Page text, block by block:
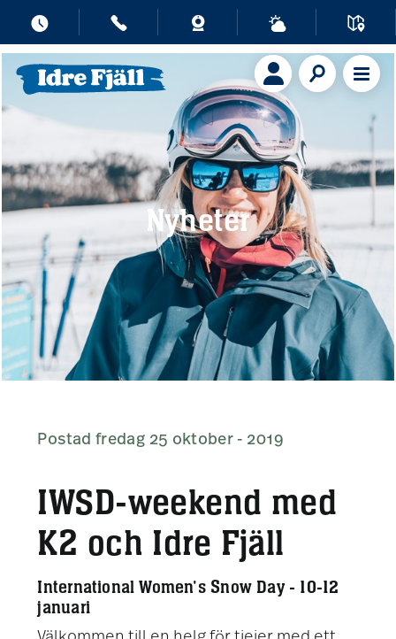
Nyheter
Postad fredag 25 oktober - 2019
IWSD-weekend med
K2 och Idre Fjäll
International Women's Snow Day - 10-12
januari